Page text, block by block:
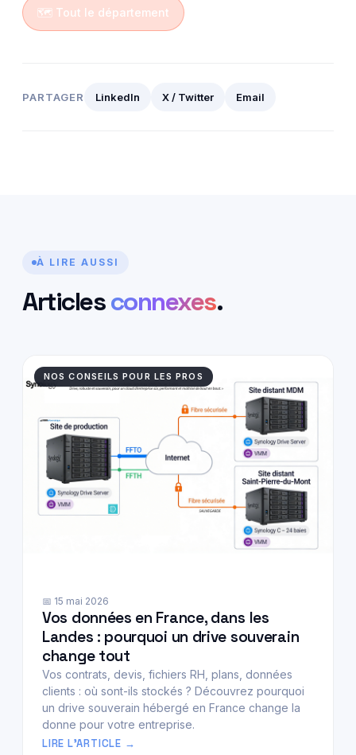
🗺️ Tout le département
PARTAGER LinkedIn X / Twitter Email
À LIRE AUSSI
Articlesconnexes.
NOS CONSEILS POUR LES PROS
📅 15 mai 2026
Vos données en France, dans les
Landes : pourquoi un drive souverain
change tout
Vos contrats, devis, fichiers RH, plans, données
clients : où sont-ils stockés ? Découvrez pourquoi
un drive souverain hébergé en France change la
donne pour votre entreprise.
LIRE L'ARTICLE